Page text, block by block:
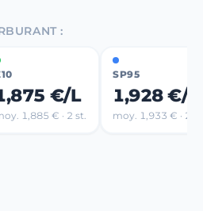
:
€/L
1,885 € · 2 st.
SP95
1,928 €/L
moy. 1,933 € · 2